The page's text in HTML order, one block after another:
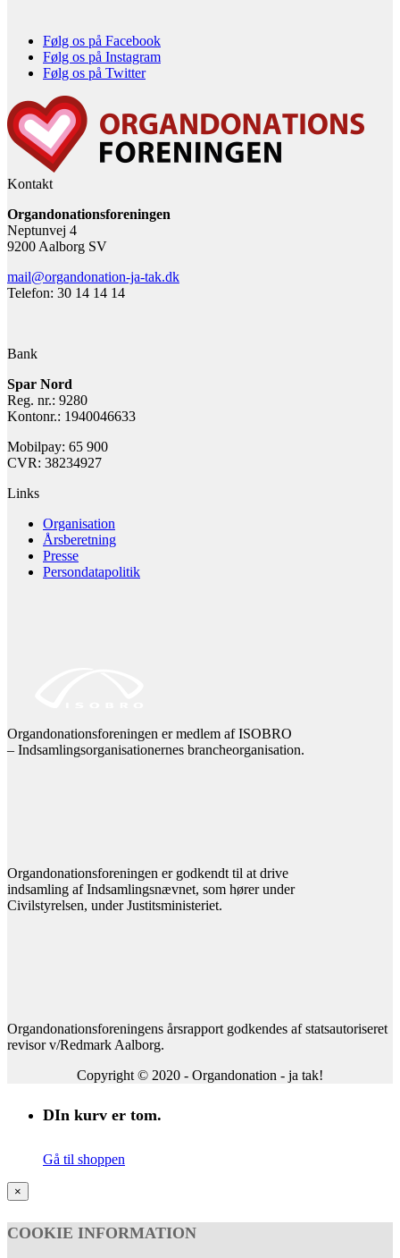
Følg os på Facebook
Følg os på Instagram
Følg os på Twitter
Kontakt
Organdonationsforeningen
Neptunvej 4
9200 Aalborg SV
mail@organdonation-ja-tak.dk
Telefon: 30 14 14 14
Bank
Spar Nord
Reg. nr.: 9280
Kontonr.: 1940046633
Mobilpay: 65 900
CVR: 38234927
Links
Organisation
Årsberetning
Presse
Persondatapolitik
Organdonationsforeningen er medlem af ISOBRO
– Indsamlingsorganisationernes brancheorganisation.
Organdonationsforeningen er godkendt til at drive
indsamling af Indsamlingsnævnet, som hører under
Civilstyrelsen, under Justitsministeriet.
Organdonationsforeningens årsrapport godkendes af statsautoriseret
revisor v/Redmark Aalborg.
Copyright © 2020 - Organdonation - ja tak!
DIn kurv er tom.
Gå til shoppen
×
COOKIE INFORMATION